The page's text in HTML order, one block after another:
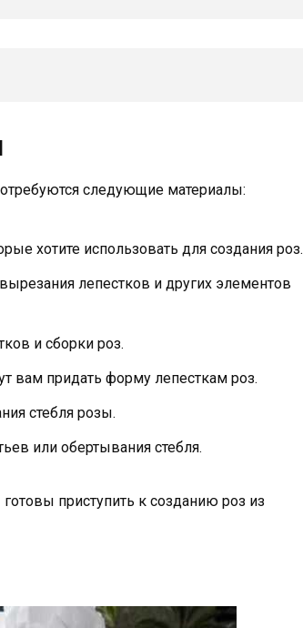
следующие материалы:
хотите использовать для создания роз.
лепестков и других элементов
и сборки роз.
вам придать форму лепесткам роз.
стебля розы.
или обертывания стебля.
приступить к созданию роз из